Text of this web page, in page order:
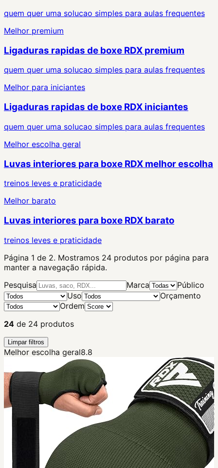
quem quer uma solucao simples para aulas frequentes
Melhor premium
Ligaduras rapidas de boxe RDX premium
quem quer uma solucao simples para aulas frequentes
Melhor para iniciantes
Ligaduras rapidas de boxe RDX iniciantes
quem quer uma solucao simples para aulas frequentes
Melhor escolha geral
Luvas interiores para boxe RDX melhor escolha
treinos leves e praticidade
Melhor barato
Luvas interiores para boxe RDX barato
treinos leves e praticidade
Página 1 de 2. Mostramos 24 produtos por página para
manter a navegação rápida.
Pesquisa
Marca
Público
Uso
Orçamento
Ordem
24 de 24 produtos
Limpar filtros
Melhor escolha geral8.8